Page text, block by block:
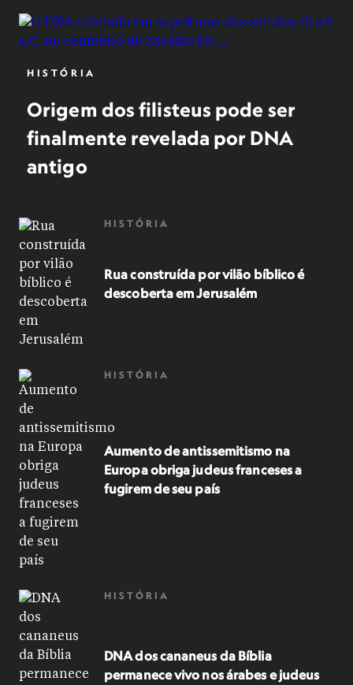
HISTÓRIA
Origem dos filisteus pode ser
finalmente revelada por DNA
antigo
HISTÓRIA
Rua construída por vilão bíblico é
descoberta em Jerusalém
HISTÓRIA
Aumento de antissemitismo na
Europa obriga judeus franceses a
fugirem de seu país
HISTÓRIA
DNA dos cananeus da Bíblia
permanece vivo nos árabes e judeus